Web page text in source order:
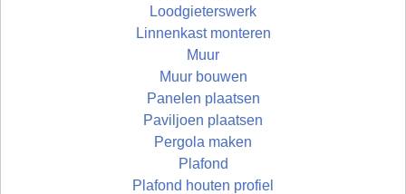
Loodgieterswerk
Linnenkast monteren
Muur
Muur bouwen
Panelen plaatsen
Paviljoen plaatsen
Pergola maken
Plafond
Plafond houten profiel